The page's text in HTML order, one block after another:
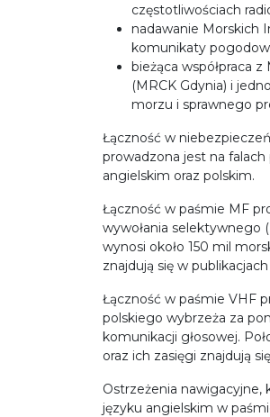
częstotliwościach
nadawanie Morskich
komunikaty
bieżąca współpraca
(MRCK Gdynia) i
morzu i sprawnego
Łączność w
prowadzona jest na
angielskim oraz polskim.
Łączność w paśmie MF
wywołania selektywnego
wynosi około 150 mil
znajdują się w
Łączność w paśmie VHF
polskiego wybrzeża za
komunikacji głosowej.
oraz ich zasięgi znajdują
Ostrzeżenia
języku angielskim w